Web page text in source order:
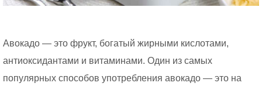
Авокадо — это фрукт, богатый жирными кислотами,
антиоксидантами и витаминами. Один из самых
популярных способов употребления авокадо — это на